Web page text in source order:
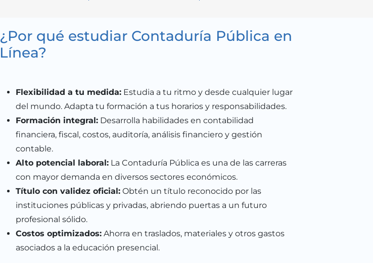
¿Por qué estudiar Contaduría Pública en
Línea?
Flexibilidad a tu medida: Estudia a tu ritmo y desde cualquier lugar
del mundo. Adapta tu formación a tus horarios y responsabilidades.
Formación integral: Desarrolla habilidades en contabilidad
financiera, fiscal, costos, auditoría, análisis financiero y gestión
contable.
Alto potencial laboral: La Contaduría Pública es una de las carreras
con mayor demanda en diversos sectores económicos.
Título con validez oficial: Obtén un título reconocido por las
instituciones públicas y privadas, abriendo puertas a un futuro
profesional sólido.
Costos optimizados: Ahorra en traslados, materiales y otros gastos
asociados a la educación presencial.